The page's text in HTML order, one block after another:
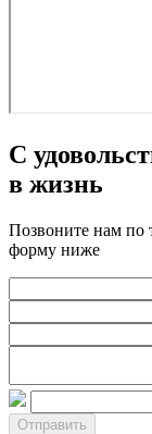
С
в жизнь
Позвоните нам по
форму ниже